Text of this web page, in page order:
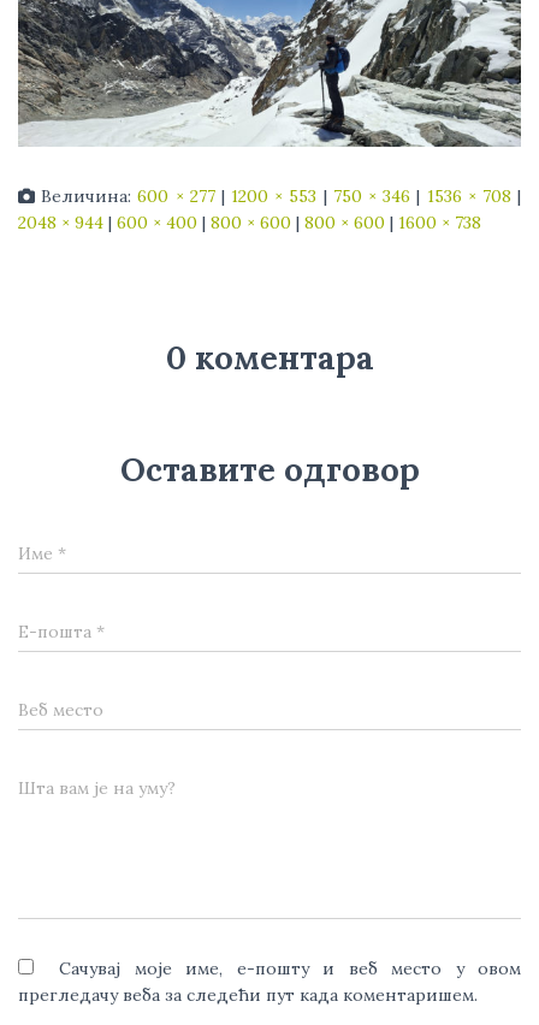
Величина:600 × 277 | 1200 × 553 | 750 × 346 | 1536 × 708 |
2048 × 944 | 600 × 400 | 800 × 600 | 800 × 600 | 1600 × 738
0 коментара
Оставите одговор
Име *
Е-пошта *
Веб место
Шта вам је на уму?
Сачувај моје име, е-пошту и веб место у овом
прегледачу веба за следећи пут када коментаришем.